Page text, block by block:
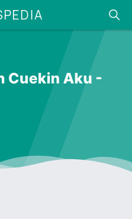
Cuekin Aku -